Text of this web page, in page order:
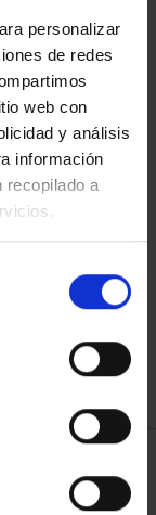
personalizar
de redes
web con
y análisis
información
recopilado a